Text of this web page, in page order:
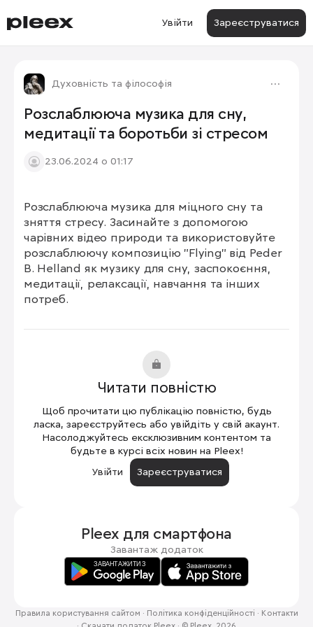
Увійти Зареєструватися
Духовність та філософія
Розслаблююча музика для сну,
медитації та боротьби зі стресом
23.06.2024 о 01:17
Розслаблююча музика для міцного сну та
зняття стресу. Засинайте з допомогою
чарівних відео природи та використовуйте
розслаблюючу композицію "Flying" від Peder
B. Helland як музику для сну, заспокоєння,
медитації, релаксації, навчання та інших
потреб.
Читати повністю
Щоб прочитати цю публікацію повністю, будь
ласка, зареєструйтесь або увійдіть у свій акаунт.
Насолоджуйтесь ексклюзивним контентом та
будьте в курсі всіх новин на Pleex!
Увійти
Зареєструватися
Pleex для смартфона
Завантаж додаток
Правила користування сайтом · Політика конфіденційності · Контакти